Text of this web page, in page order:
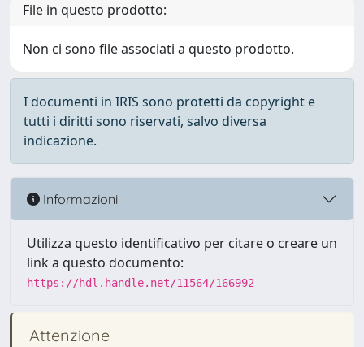
File in questo prodotto:
Non ci sono file associati a questo prodotto.
I documenti in IRIS sono protetti da copyright e
tutti i diritti sono riservati, salvo diversa
indicazione.
Informazioni
Utilizza questo identificativo per citare o creare un
link a questo documento:
https://hdl.handle.net/11564/166992
Attenzione